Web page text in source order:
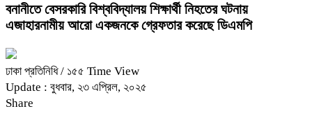
বনানীতে বেসরকারি বিশ্ববিদ্যালয় শিক্ষার্থী নিহতের ঘটনায়
এজাহারনামীয় আরো একজনকে গ্রেফতার করেছে ডিএমপি
ঢাকা প্রতিনিধি/ ১৫৫ Time View
Update : বুধবার, ২৩ এপ্রিল, ২০২৫
Share